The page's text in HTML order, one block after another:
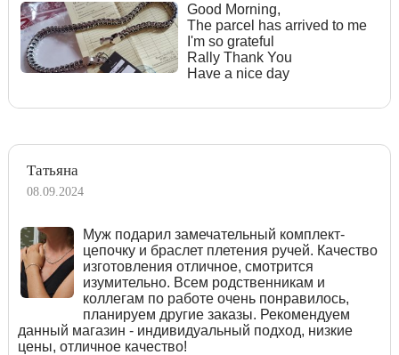
Good Morning,
The parcel has arrived to me
I'm so grateful
Rally Thank You
Have a nice day
Татьяна
08.09.2024
Муж подарил замечательный комплект-
цепочку и браслет плетения ручей. Качество
изготовления отличное, смотрится
изумительно. Всем родственникам и
коллегам по работе очень понравилось,
планируем другие заказы. Рекомендуем
данный магазин - индивидуальный подход, низкие
цены, отличное качество!